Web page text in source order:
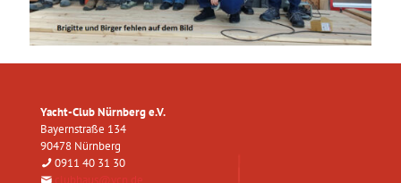
Yacht-Club Nürnberg e.V.
Bayernstraße 134
90478 Nürnberg
0911 40 31 30
clubhaus@ycn.de